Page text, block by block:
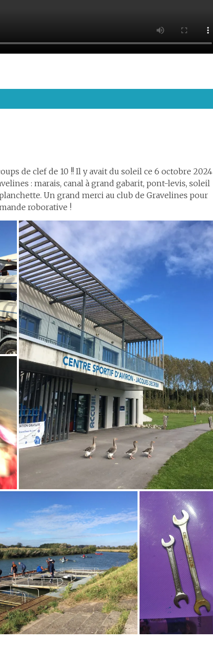
de clef de 10 !! Il y avait du soleil ce 6 octobre 2024
: marais, canal à grand gabarit, pont-levis, soleil
Un grand merci au club de Gravelines pour
roborative !